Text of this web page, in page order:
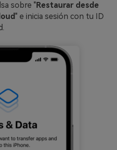
sobre " Restaurar desde
" e inicia sesión con tu ID